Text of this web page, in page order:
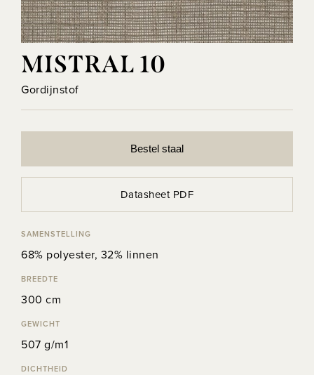
MISTRAL 10
Gordijnstof
Bestel staal
Datasheet PDF
SAMENSTELLING
68% polyester, 32% linnen
BREEDTE
300 cm
GEWICHT
507 g/m1
DICHTHEID